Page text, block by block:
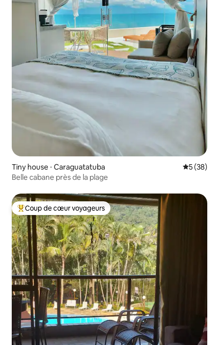
Tiny house ⋅ Caraguatatuba
5 (38)
Belle cabane près de la plage
Coups de cœur voyageurs les plus appréciés
Coup de cœur voyageurs